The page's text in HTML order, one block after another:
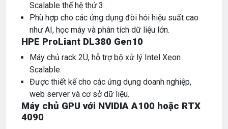
Scalable thế hệ thứ 3.
Phù hợp cho các ứng dụng đòi hỏi hiệu suất cao
như AI, học máy và phân tích dữ liệu lớn.
HPE ProLiant DL380 Gen10
Máy chủ rack 2U, hỗ trợ bộ xử lý Intel Xeon
Scalable.
Được thiết kế cho các ứng dụng doanh nghiệp,
web server và cơ sở dữ liệu.
Máy chủ GPU với NVIDIA A100 hoặc RTX
4090